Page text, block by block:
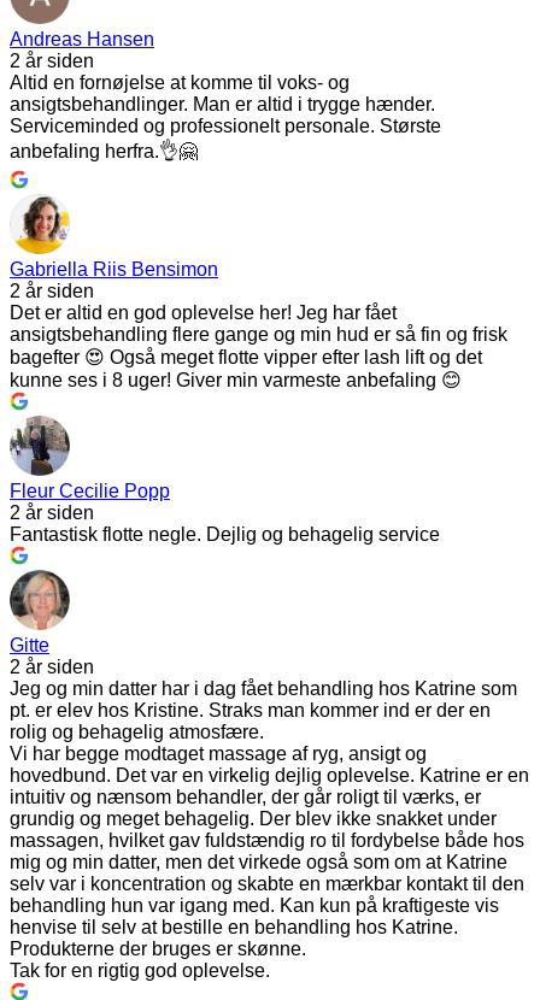
Andreas Hansen
2 år siden
Altid en fornøjelse at komme til voks- og
ansigtsbehandlinger. Man er altid i trygge hænder.
Serviceminded og professionelt personale. Største
anbefaling herfra.👌🤗
Gabriella Riis Bensimon
2 år siden
Det er altid en god oplevelse her! Jeg har fået
ansigtsbehandling flere gange og min hud er så fin og frisk
bagefter 😍 Også meget flotte vipper efter lash lift og det
kunne ses i 8 uger! Giver min varmeste anbefaling 😊
Fleur Cecilie Popp
2 år siden
Fantastisk flotte negle. Dejlig og behagelig service
Gitte
2 år siden
Jeg og min datter har i dag fået behandling hos Katrine som
pt. er elev hos Kristine. Straks man kommer ind er der en
rolig og behagelig atmosfære.
Vi har begge modtaget massage af ryg, ansigt og
hovedbund. Det var en virkelig dejlig oplevelse. Katrine er en
intuitiv og nænsom behandler, der går roligt til værks, er
grundig og meget behagelig. Der blev ikke snakket under
massagen, hvilket gav fuldstændig ro til fordybelse både hos
mig og min datter, men det virkede også som om at Katrine
selv var i koncentration og skabte en mærkbar kontakt til den
behandling hun var igang med. Kan kun på kraftigeste vis
henvise til selv at bestille en behandling hos Katrine.
Produkterne der bruges er skønne.
Tak for en rigtig god oplevelse.